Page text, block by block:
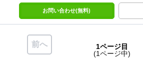
お問い合わせ(無料)
前へ
1ページ目
(1ページ中)